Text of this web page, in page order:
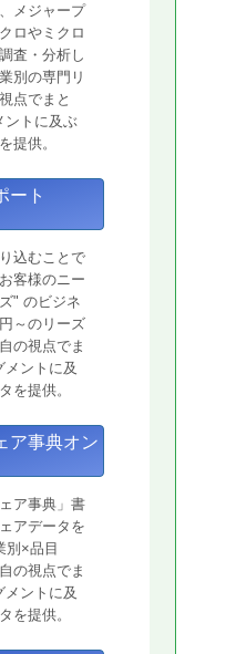
メジャープ
ロやミクロ
査・分析し
別の専門リ
点でまと
ントに及ぶ
提供。
ート
込むことで
客様のニー
" のビジネ
～のリーズ
の視点でま
メントに及
を提供。
ア事典オン
ア事典」書
アデータを
別×品目
の視点でま
メントに及
を提供。